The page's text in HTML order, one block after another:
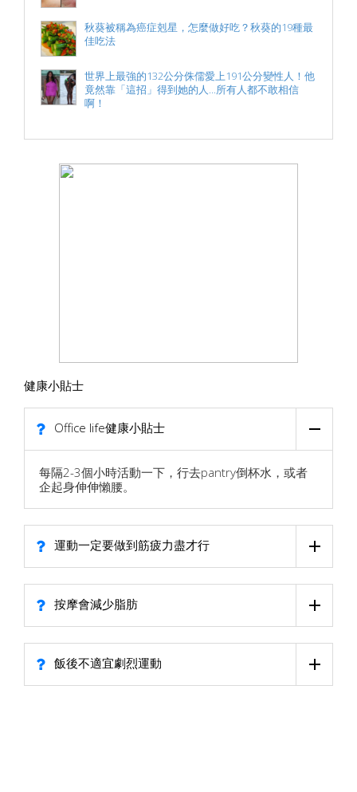
秋葵被稱為癌症剋星，怎麼做好吃？秋葵的19種最
佳吃法
世界上最強的132公分侏儒愛上191公分變性人！他
竟然靠「這招」得到她的人...所有人都不敢相信
啊！
健康小貼士
Office life健康小貼士
每隔2-3個小時活動一下，行去pantry倒杯水，或者
企起身伸伸懶腰。
運動一定要做到筋疲力盡才行
按摩會減少脂肪
飯後不適宜劇烈運動